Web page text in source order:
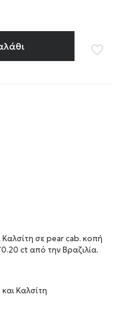
σε pear cab. κοπή
ct από την Βραζιλία.
Καλσίτη